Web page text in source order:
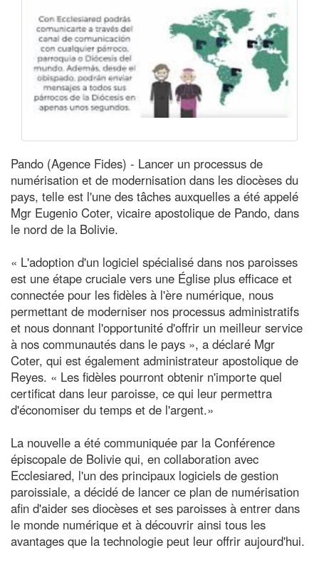
Pando (Agence Fides) - Lancer un processus de
numérisation et de modernisation dans les diocèses du
pays, telle est l'une des tâches auxquelles a été appelé
Mgr Eugenio Coter, vicaire apostolique de Pando, dans
le nord de la Bolivie.
« L'adoption d'un logiciel spécialisé dans nos paroisses
est une étape cruciale vers une Église plus efficace et
connectée pour les fidèles à l'ère numérique, nous
permettant de moderniser nos processus administratifs
et nous donnant l'opportunité d'offrir un meilleur service
à nos communautés dans le pays », a déclaré Mgr
Coter, qui est également administrateur apostolique de
Reyes. « Les fidèles pourront obtenir n'importe quel
certificat dans leur paroisse, ce qui leur permettra
d'économiser du temps et de l'argent.»
La nouvelle a été communiquée par la Conférence
épiscopale de Bolivie qui, en collaboration avec
Ecclesiared, l'un des principaux logiciels de gestion
paroissiale, a décidé de lancer ce plan de numérisation
afin d'aider ses diocèses et ses paroisses à entrer dans
le monde numérique et à découvrir ainsi tous les
avantages que la technologie peut leur offrir aujourd'hui.